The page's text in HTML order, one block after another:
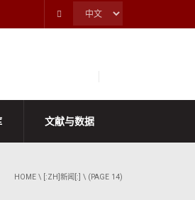
文献与数据
HOME \ [:ZH]新闻[:] \ (PAGE 14)